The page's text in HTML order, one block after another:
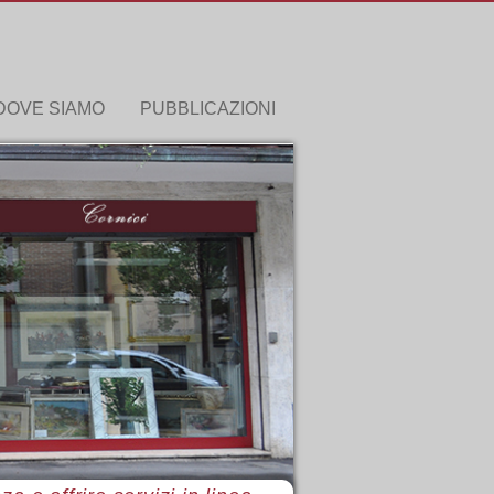
SIAMO PUBBLICAZIONI